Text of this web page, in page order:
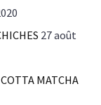
27 août
MATCHA